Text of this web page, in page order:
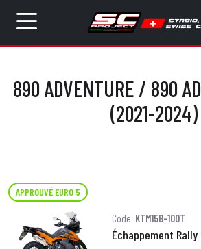
890 ADVENTURE / 890
(2021-2024)
APPROUVÉ EURO 5
Code: KTM15B-100T
Échappement